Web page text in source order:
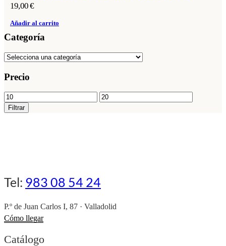
19,00€
Añadir al carrito
Categoría
Precio
Precio
mínimo
Precio
máximo
Filtrar
Tel: 983 08 54 24
P.º de Juan Carlos I, 87 · Valladolid
Cómo llegar
Catálogo